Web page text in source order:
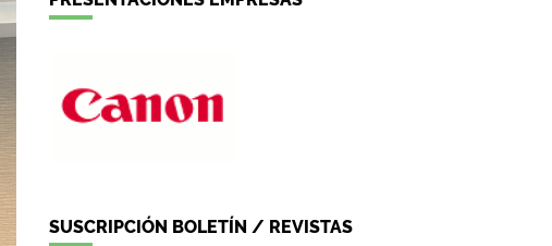
SUSCRIPCIÓN BOLETÍN / REVISTAS